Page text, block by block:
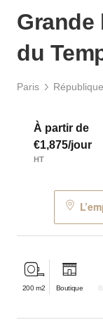
Grande
du
Paris République
À partir de
€1,875/jour
HT
200 m2 Boutique